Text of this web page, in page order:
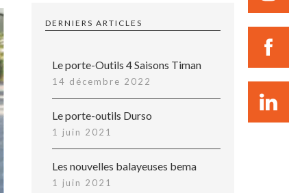
DERNIERS ARTICLES
Le porte-Outils 4 Saisons Timan
14 décembre 2022
Le porte-outils Durso
1 juin 2021
Les nouvelles balayeuses bema
1 juin 2021